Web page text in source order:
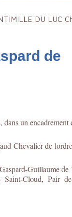
DU LUC
de
un encadrement
Chevalier de
Guillaume
Cloud, Pair